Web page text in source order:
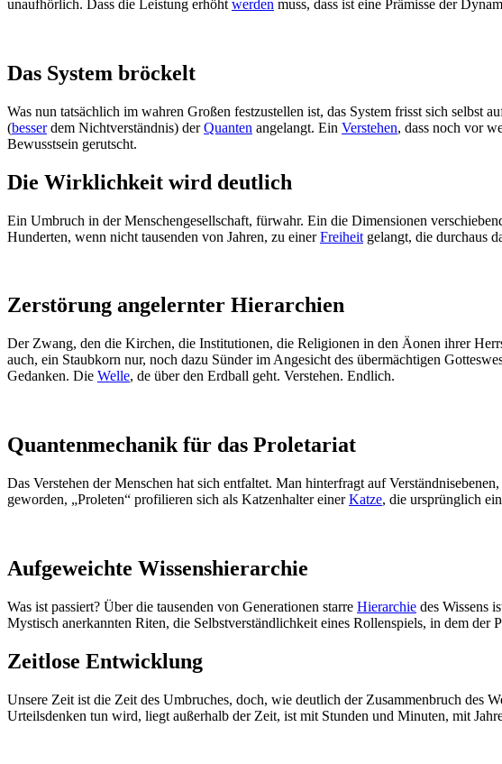
unaufhörlich. Dass die Leistung erhöht werden muss, dass ist eine Prämisse der
Das System bröckelt
Was nun tatsächlich im wahren Großen festzustellen ist, das System frisst sich
(besserdem Nichtverständnis) derQuanten angelangt. Ein Verstehen, dass noch vor
Bewusstsein gerutscht.
Die Wirklichkeit wird deutlich
Ein Umbruch in der Menschengesellschaft, fürwahr. Ein die Dimensionen
Hunderten, wenn nicht tausenden von Jahren, zu einerFreiheit gelangt, die durchaus
Zerstörung angelernter Hierarchien
Der Zwang, den die Kirchen, die Institutionen, die Religionen in den Äonen ihrer
auch, ein Staubkorn nur, noch dazu Sünder im Angesicht des übermächtigen
Gedanken. Die Welle, de über den Erdball geht. Verstehen. Endlich.
Quantenmechanik für das Proletariat
Das Verstehen der Menschen hat sich entfaltet. Man hinterfragt auf
geworden, „Proleten“ profilieren sich als Katzenhalter einerKatze, die ursprünglich
Aufgeweichte Wissenshierarchie
Was ist passiert? Über die tausenden von Generationen starre Hierarchie des Wissens
Mystisch anerkannten Riten, die Selbstverständlichkeit eines Rollenspiels, in dem
Zeitlose Entwicklung
Unsere Zeit ist die Zeit des Umbruches, doch, wie deutlich der Zusammenbruch des
Urteilsdenken tun wird, liegt außerhalb der Zeit, ist mit Stunden und Minuten, mit